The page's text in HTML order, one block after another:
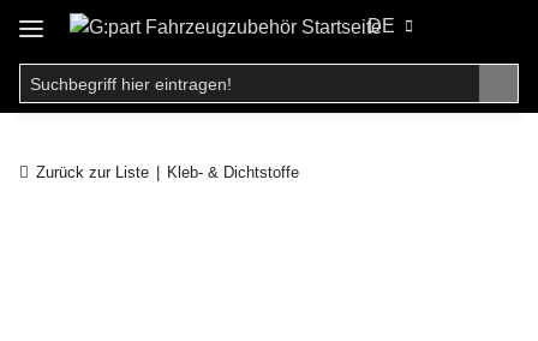
DE
Zurück zur Liste Kleb- & Dichtstoffe